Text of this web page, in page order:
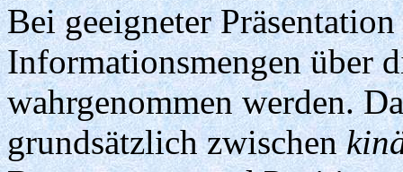
Bei geeigneter
Informationsmengen über
wahrgenommen werden.
grundsätzlich zwischen